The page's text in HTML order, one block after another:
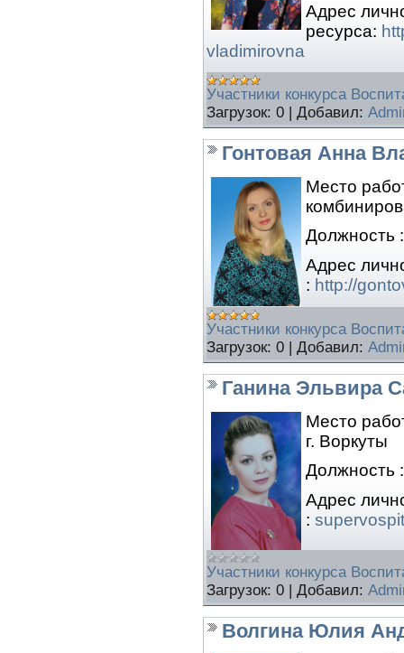
Адрес
ресурса:
vladimirovna
Участники конкурса
Загрузок: 0 Добавил:
Гонтовая Анна
Место
Должность
Адрес
: http://
Участники конкурса
Загрузок: 0 | Добавил:
Ганина Эльвира
Место
г. Воркуты
Должность
Адрес
:
Участники конкурса
Загрузок: 0 | Добавил:
Волгина Юлия